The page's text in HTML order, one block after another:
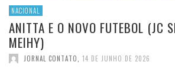
NACIONAL
ANITTA E O NOVO FUTEBOL (JC
MEIHY)
JORNAL CONTATO, 14 DE JUNHO DE 2026